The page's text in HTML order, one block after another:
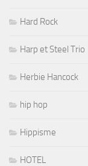
Hard Rock
Harp et Steel Trio
Herbie Hancock
hip hop
Hippisme
HOTEL